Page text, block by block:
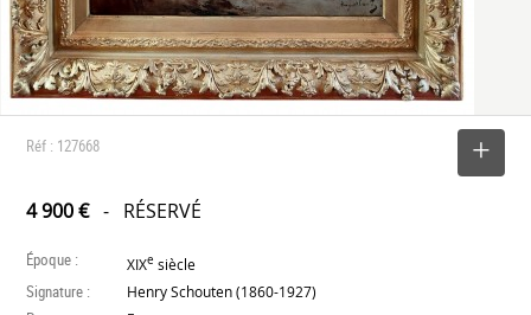
Réf : 127668
4 900 €- RÉSERVÉ
Époque : XIXe siècle
Signature : Henry Schouten (1860-1927)